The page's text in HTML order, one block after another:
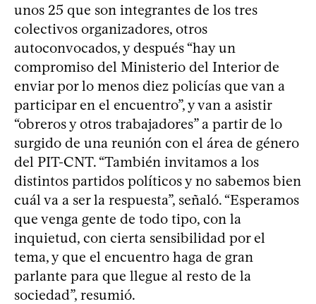
unos 25 que son integrantes de los tres
colectivos organizadores, otros
autoconvocados, y después “hay un
compromiso del Ministerio del Interior de
enviar por lo menos diez policías que van a
participar en el encuentro”, y van a asistir
“obreros y otros trabajadores” a partir de lo
surgido de una reunión con el área de género
del PIT-CNT. “También invitamos a los
distintos partidos políticos y no sabemos bien
cuál va a ser la respuesta”, señaló. “Esperamos
que venga gente de todo tipo, con la
inquietud, con cierta sensibilidad por el
tema, y que el encuentro haga de gran
parlante para que llegue al resto de la
sociedad”, resumió.